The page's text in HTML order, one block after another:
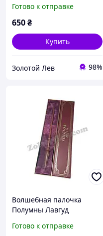
Готово к отправке
650₴
Купить
Золотой Лев 98%
Волшебная палочка
Полумны Лавгуд
Готово к отправке